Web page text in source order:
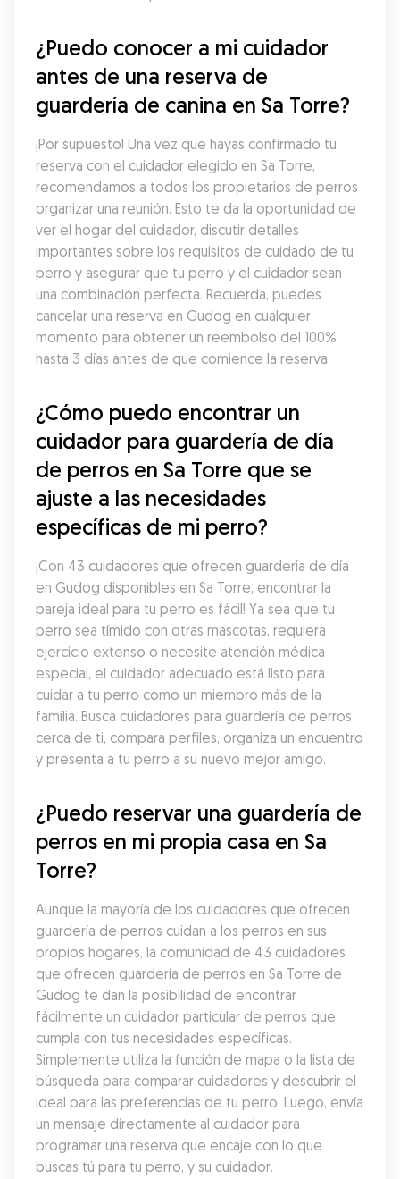
¿Puedo conocer a mi cuidador
antes de una reserva de
guardería de canina en Sa Torre?
¡Por supuesto! Una vez que hayas confirmado tu
reserva con el cuidador elegido en Sa Torre,
recomendamos a todos los propietarios de perros
organizar una reunión. Esto te da la oportunidad de
ver el hogar del cuidador, discutir detalles
importantes sobre los requisitos de cuidado de tu
perro y asegurar que tu perro y el cuidador sean
una combinación perfecta. Recuerda, puedes
cancelar una reserva en Gudog en cualquier
momento para obtener un reembolso del 100%
hasta 3 días antes de que comience la reserva.
¿Cómo puedo encontrar un
cuidador para guardería de día
de perros en Sa Torre que se
ajuste a las necesidades
específicas de mi perro?
¡Con 43 cuidadores que ofrecen guardería de día
en Gudog disponibles en Sa Torre, encontrar la
pareja ideal para tu perro es fácil! Ya sea que tu
perro sea tímido con otras mascotas, requiera
ejercicio extenso o necesite atención médica
especial, el cuidador adecuado está listo para
cuidar a tu perro como un miembro más de la
familia. Busca cuidadores para guardería de perros
cerca de ti, compara perfiles, organiza un encuentro
y presenta a tu perro a su nuevo mejor amigo.
¿Puedo reservar una guardería de
perros en mi propia casa en Sa
Torre?
Aunque la mayoría de los cuidadores que ofrecen
guardería de perros cuidan a los perros en sus
propios hogares, la comunidad de 43 cuidadores
que ofrecen guardería de perros en Sa Torre de
Gudog te dan la posibilidad de encontrar
fácilmente un cuidador particular de perros que
cumpla con tus necesidades específicas.
Simplemente utiliza la función de mapa o la lista de
búsqueda para comparar cuidadores y descubrir el
ideal para las preferencias de tu perro. Luego, envía
un mensaje directamente al cuidador para
programar una reserva que encaje con lo que
buscas tú para tu perro, y su cuidador.